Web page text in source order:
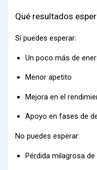
Qué resultados
Sí puedes esperar:
Un poco más de
Menor apetito
Mejora en el
Apoyo en fases de
No puedes esperar:
Pérdida milagrosa